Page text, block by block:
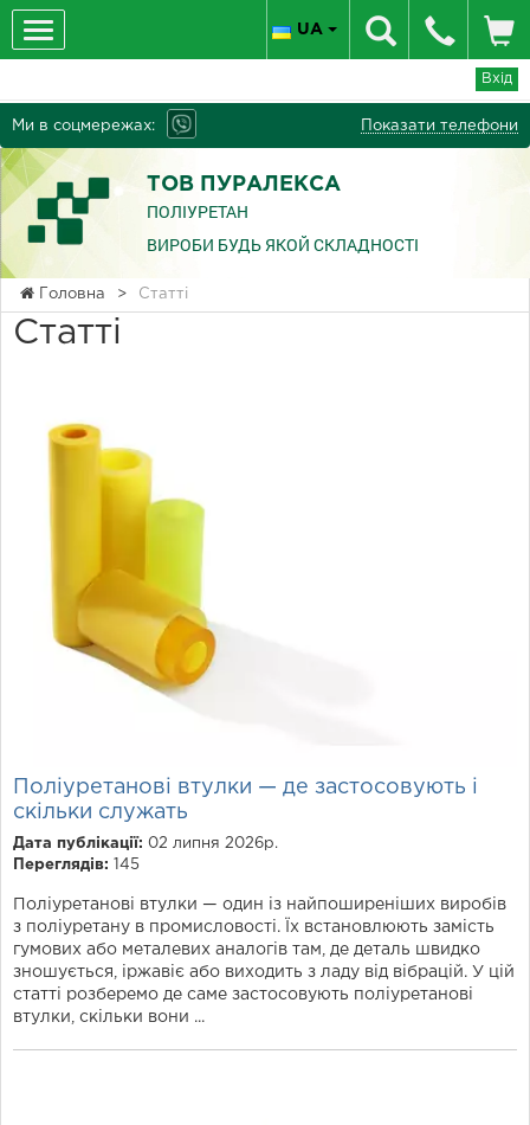
Вхід
Ми в соцмережах: Показати телефони
ТОВ ПУРАЛЕКСА
ПОЛІУРЕТАН
ВИРОБИ БУДЬ ЯКОЙ СКЛАДНОСТІ
UA
Головна > Статті
Статті
Поліуретанові втулки — де застосовують і
скільки служать
Дата публікації: 02 липня 2026р.
Переглядів: 145
Поліуретанові втулки — один із найпоширеніших виробів
з поліуретану в промисловості. Їх встановлюють замість
гумових або металевих аналогів там, де деталь швидко
зношується, іржавіє або виходить з ладу від вібрацій. У цій
статті розберемо де саме застосовують поліуретанові
втулки, скільки вони ...